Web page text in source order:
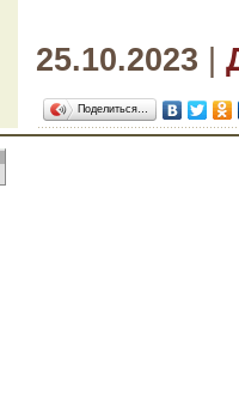
25.10.2023
Поделиться…